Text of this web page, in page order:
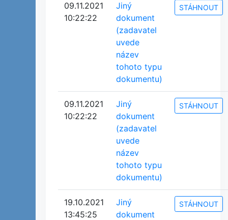
09.11.2021
10:22:22
Jiný
dokument
(zadavatel
uvede
název
tohoto typu
dokumentu)
STÁHNOUT
09.11.2021
10:22:22
Jiný
dokument
(zadavatel
uvede
název
tohoto typu
dokumentu)
STÁHNOUT
19.10.2021
13:45:25
Jiný
dokument
STÁHNOUT